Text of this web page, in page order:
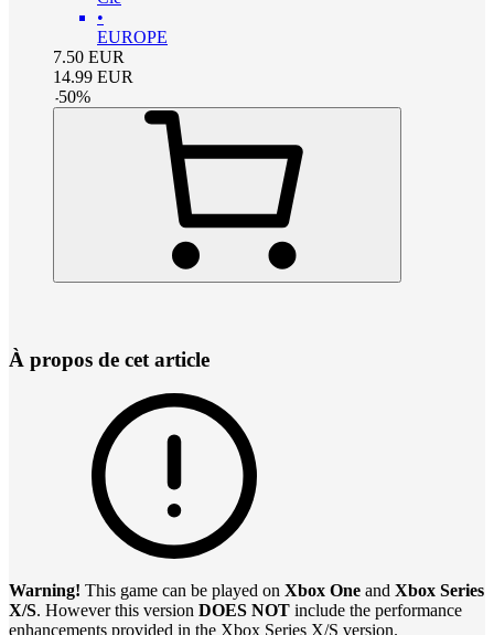
•
EUROPE
7.50 EUR
14.99 EUR
-50%
À propos de cet article
Warning! This game can be played on Xbox One and Xbox Series
X/S. However this version DOES NOT include the performance
enhancements provided in the Xbox Series X/S version.